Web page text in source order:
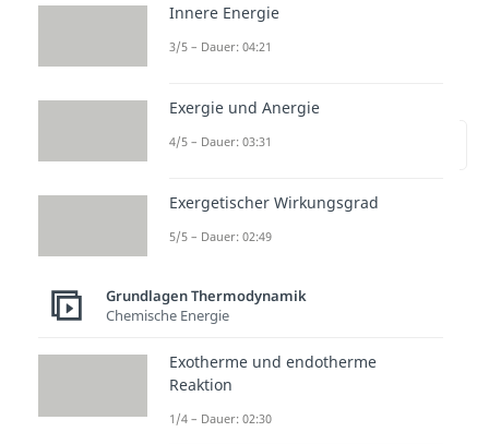
Hauptsätze der
Thermodynamik – 0.
Hauptsatz
Dernullte Hauptsatz der
Thermodynamik
sagt aus, dass zwei Systeme, die
stehen, immer einen
Innere Energie
3/5 – Dauer: 04:21
Exergie und Anergie
4/5 – Dauer: 03:31
Exergetischer Wirkungsgrad
5/5 – Dauer: 02:49
Grundlagen Thermodynamik
Chemische Energie
Exotherme und endotherme
Reaktion
1/4 – Dauer: 02:30